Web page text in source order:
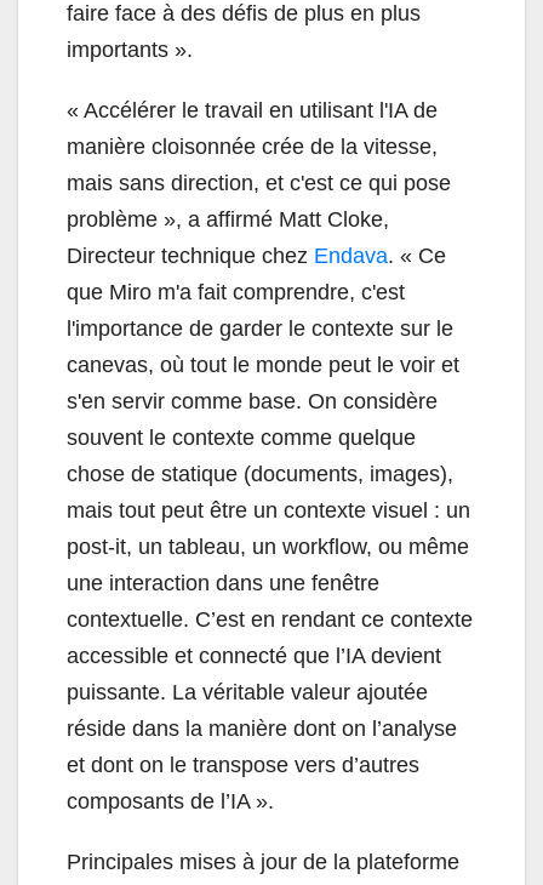
faire face à des défis de plus en plus
importants ».
« Accélérer le travail en utilisant l'IA de
manière cloisonnée crée de la vitesse,
mais sans direction, et c'est ce qui pose
problème », a affirmé Matt Cloke,
Directeur technique chez Endava. « Ce
que Miro m'a fait comprendre, c'est
l'importance de garder le contexte sur le
canevas, où tout le monde peut le voir et
s'en servir comme base. On considère
souvent le contexte comme quelque
chose de statique (documents, images),
mais tout peut être un contexte visuel : un
post-it, un tableau, un workflow, ou même
une interaction dans une fenêtre
contextuelle. C’est en rendant ce contexte
accessible et connecté que l’IA devient
puissante. La véritable valeur ajoutée
réside dans la manière dont on l’analyse
et dont on le transpose vers d’autres
composants de l’IA ».
Principales mises à jour de la plateforme